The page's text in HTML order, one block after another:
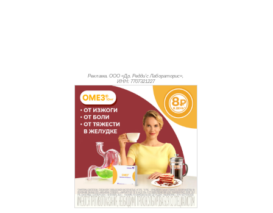
Реклама. ООО «Др. Редди’с Лабораторис»,
ИНН: 7707321227